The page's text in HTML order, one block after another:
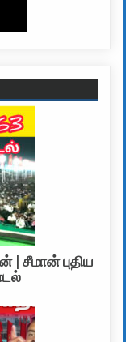
சீமான் புதிய